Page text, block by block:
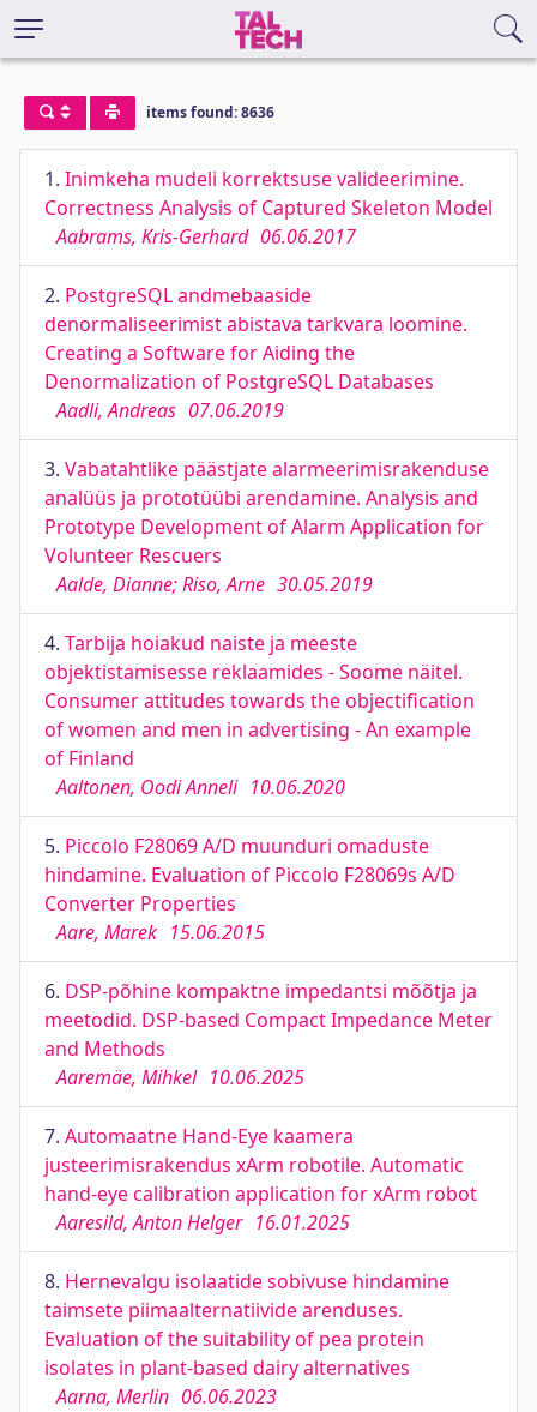
items found: 8636
1. Inimkeha mudeli korrektsuse valideerimine.
Correctness Analysis of Captured Skeleton Model
Aabrams, Kris-Gerhard 06.06.2017
2. PostgreSQL andmebaaside
denormaliseerimist abistava tarkvara loomine.
Creating a Software for Aiding the
Denormalization of PostgreSQL Databases
Aadli, Andreas 07.06.2019
3. Vabatahtlike päästjate alarmeerimisrakenduse
analüüs ja prototüübi arendamine. Analysis and
Prototype Development of Alarm Application for
Volunteer Rescuers
Aalde, Dianne; Riso, Arne 30.05.2019
4. Tarbija hoiakud naiste ja meeste
objektistamisesse reklaamides - Soome näitel.
Consumer attitudes towards the objectification
of women and men in advertising - An example
of Finland
Aaltonen, Oodi Anneli 10.06.2020
5. Piccolo F28069 A/D muunduri omaduste
hindamine. Evaluation of Piccolo F28069s A/D
Converter Properties
Aare, Marek 15.06.2015
6. DSP-põhine kompaktne impedantsi mõõtja ja
meetodid. DSP-based Compact Impedance Meter
and Methods
Aaremäe, Mihkel 10.06.2025
7. Automaatne Hand-Eye kaamera
justeerimisrakendus xArm robotile. Automatic
hand-eye calibration application for xArm robot
Aaresild, Anton Helger 16.01.2025
8. Hernevalgu isolaatide sobivuse hindamine
taimsete piimaalternatiivide arenduses.
Evaluation of the suitability of pea protein
isolates in plant-based dairy alternatives
Aarna, Merlin 06.06.2023